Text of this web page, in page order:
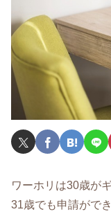
ワーホリは30歳が
31歳でも申請がで